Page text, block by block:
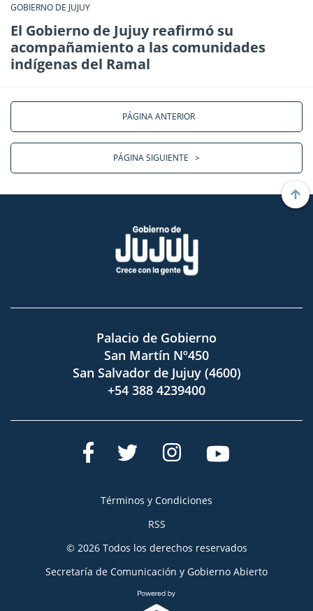
GOBIERNO DE JUJUY
El Gobierno de Jujuy reafirmó su
acompañamiento a las comunidades
indígenas del Ramal
PÁGINA ANTERIOR
PÁGINA SIGUIENTE >
Palacio de Gobierno
San Martín Nº450
San Salvador de Jujuy (4600)
+54 388 4239400
Términos y Condiciones
RSS
© 2026 Todos los derechos reservados
Secretaría de Comunicación y Gobierno Abierto